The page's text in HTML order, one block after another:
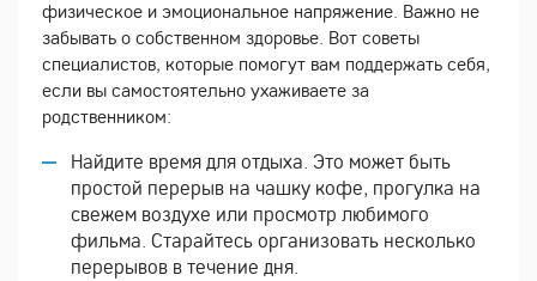
физическое и эмоциональное напряжение. Важно не
забывать о собственном здоровье. Вот советы
специалистов, которые помогут вам поддержать себя,
если вы самостоятельно ухаживаете за
родственником:
Найдите время для отдыха. Это может быть
простой перерыв на чашку кофе, прогулка на
свежем воздухе или просмотр любимого
фильма. Старайтесь организовать несколько
перерывов в течение дня.